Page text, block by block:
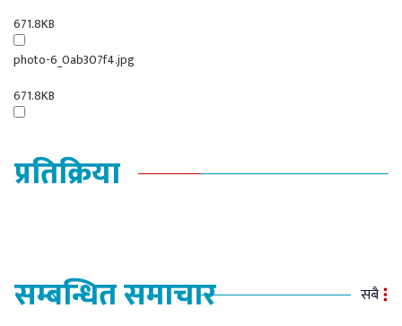
671.8KB
photo-6_0ab307f4.jpg
671.8KB
प्रतिक्रिया
सम्बन्धित समाचार सबै